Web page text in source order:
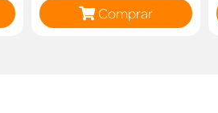
Comprar